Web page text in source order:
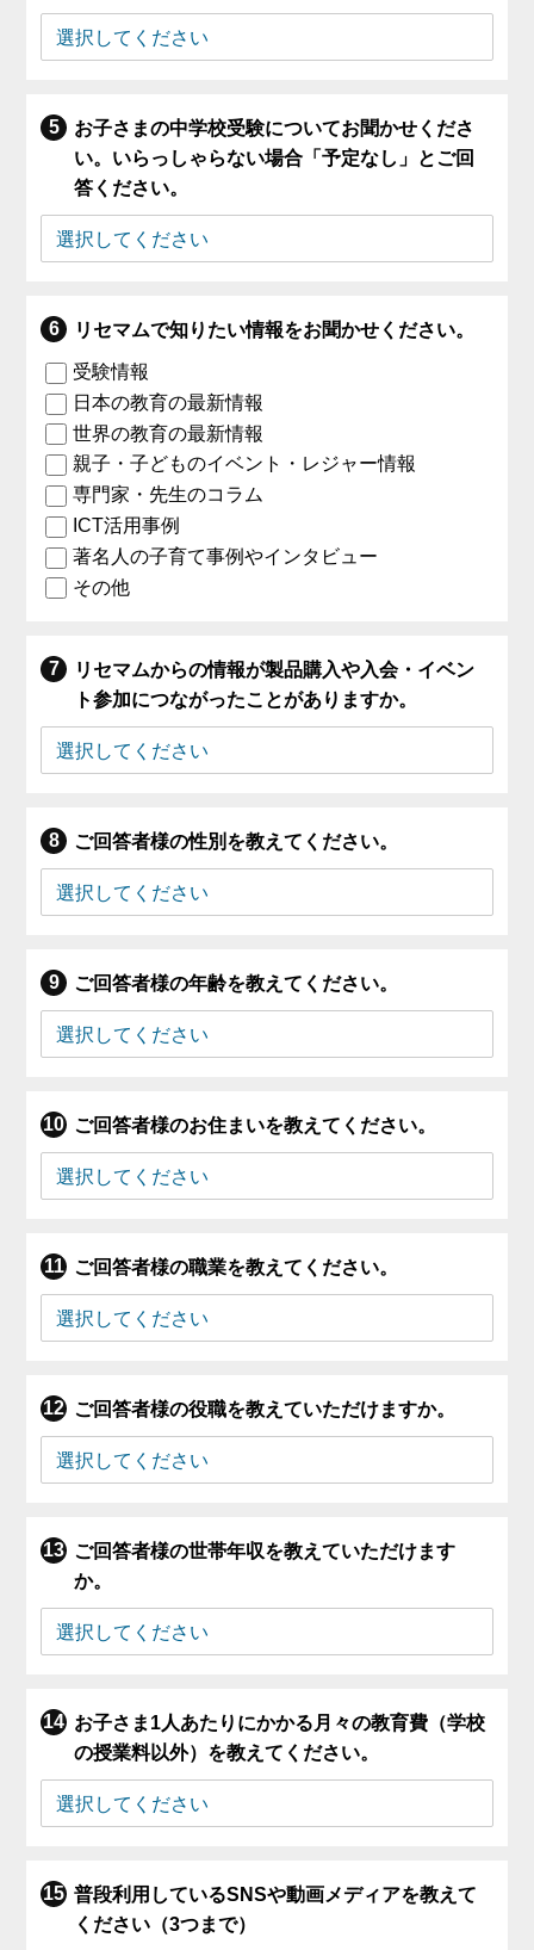
お子さまの中学校受験についてお聞かせくださ
い。いらっしゃらない場合「予定なし」とご回
答ください。
リセマムで知りたい情報をお聞かせください。
受験情報
日本の教育の最新情報
世界の教育の最新情報
親子・子どものイベント・レジャー情報
専門家・先生のコラム
ICT活用事例
著名人の子育て事例やインタビュー
その他
リセマムからの情報が製品購入や入会・イベン
ト参加につながったことがありますか。
ご回答者様の性別を教えてください。
ご回答者様の年齢を教えてください。
ご回答者様のお住まいを教えてください。
ご回答者様の職業を教えてください。
ご回答者様の役職を教えていただけますか。
ご回答者様の世帯年収を教えていただけます
か。
お子さま1人あたりにかかる月々の教育費（学校
の授業料以外）を教えてください。
普段利用しているSNSや動画メディアを教えて
ください（3つまで）